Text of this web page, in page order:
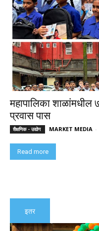
महापालिका शाळांमधील
प्रवास पास
शैक्षणिक - उद्योग MARKET MEDIA -
Read more
इतर